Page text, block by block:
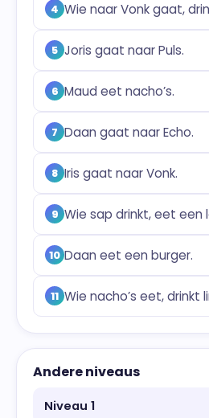
4 Wie naar Vonk gaat,
5 Joris gaat naar Puls.
6 Maud eet nacho’s.
7 Daan gaat naar Echo.
8 Iris gaat naar Vonk.
9 Wie sap drinkt, eet een
10 Daan eet een burger.
11 Wie nacho’s eet, drinkt
Andere niveaus
Niveau 1